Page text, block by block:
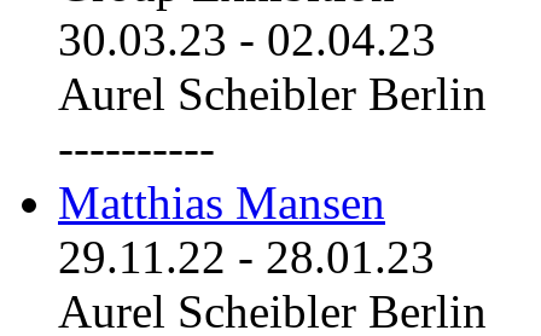
30.03.23 - 02.04.23
Aurel Scheibler Berlin
----------
Matthias Mansen
29.11.22 - 28.01.23
Aurel Scheibler Berlin